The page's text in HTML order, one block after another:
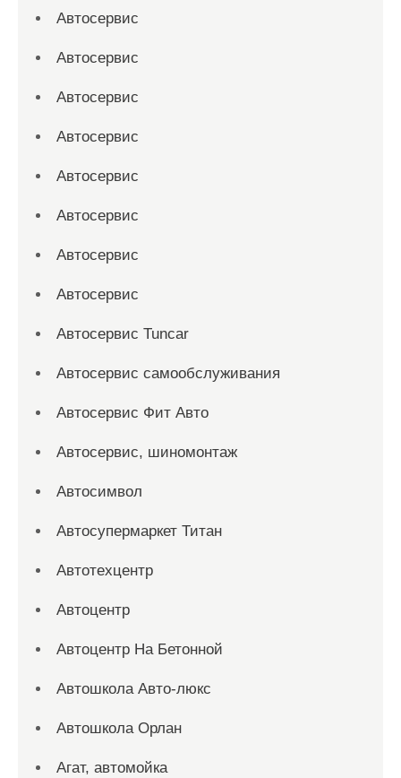
Автосервис
Автосервис
Автосервис
Автосервис
Автосервис
Автосервис
Автосервис
Автосервис
Автосервис Tuncar
Автосервис самообслуживания
Автосервис Фит Авто
Автосервис, шиномонтаж
Автосимвол
Автосупермаркет Титан
Автотехцентр
Автоцентр
Автоцентр На Бетонной
Автошкола Авто-люкс
Автошкола Орлан
Агат, автомойка